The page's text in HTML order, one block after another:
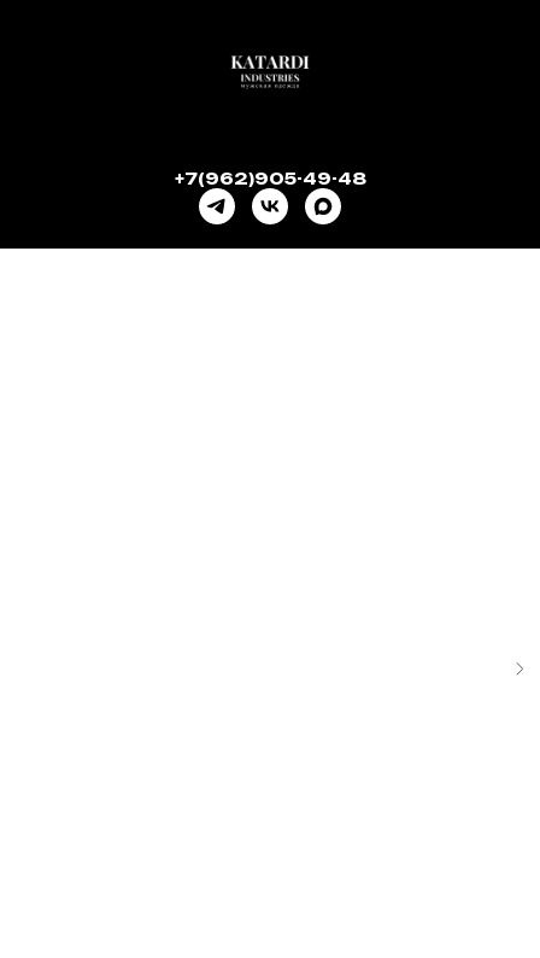
+7(962)905-49-48